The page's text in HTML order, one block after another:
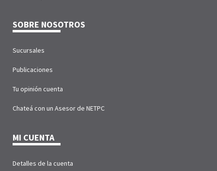
SOBRE NOSOTROS
Sucursales
Publicaciones
Tu opinión cuenta
Chateá con un Asesor de NETPC
MI CUENTA
Detalles de la cuenta